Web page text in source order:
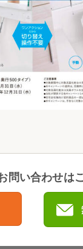
問い合わせは